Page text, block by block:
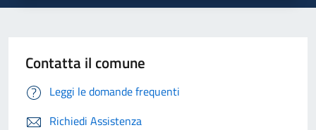
Contatta il comune
Leggi le domande frequenti
Richiedi Assistenza